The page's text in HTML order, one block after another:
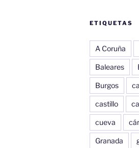
ETIQUETAS
A Coruña
Baleares
Burgos
castillo
cueva
Granada